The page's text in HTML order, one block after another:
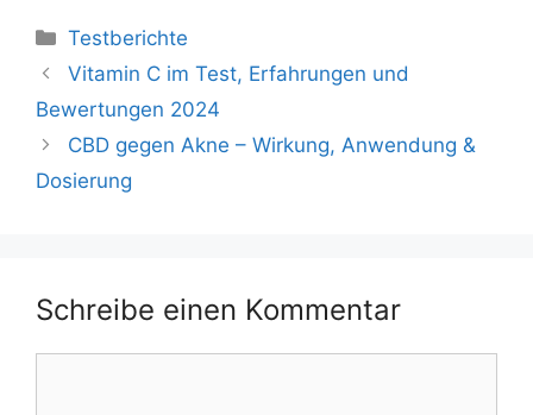
Testberichte
Vitamin C im Test, Erfahrungen und
Bewertungen 2024
CBD gegen Akne – Wirkung, Anwendung &
Dosierung
Schreibe einen Kommentar